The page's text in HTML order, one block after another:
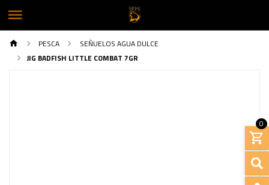
0
PESCA
SEÑUELOS AGUA DULCE
JIG BADFISH LITTLE COMBAT 7GR